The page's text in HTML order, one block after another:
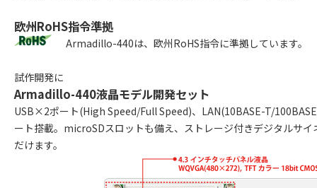
欧州RoHS指令準拠
Armadillo-440は、欧州RoHS指令に準拠しています。
試作開発に
Armadillo-440液晶モデル開発セット
USB×2ポート(High Speed/Full Speed)、LAN(10BASE-T/
ート搭載。microSDスロットも備え、ストレージ付きデジタルサ
だけます。